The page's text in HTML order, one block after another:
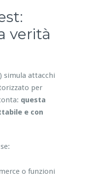
verità
simula attacchi
per
questa
e con
o funzioni